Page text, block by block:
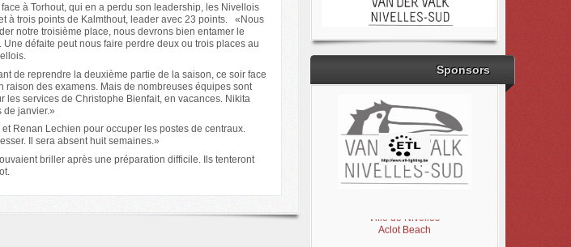
à Torhout, qui en a perdu son leadership, les Nivellois
à trois points de Kalmthout, leader avec 23 points. «Nous
notre troisième place, nous devrons bien entamer le
défaite peut nous faire perdre deux ou trois places au
de reprendre la deuxième partie de la saison, ce soir face
des examens. Mais de nombreuses équipes sont
les services de Christophe Bienfait, en vacances. Nikita
de janvier.»
Renan Lechien pour occuper les postes de centraux.
Il sera absent huit semaines.»
briller après une préparation difficile. Ils tenteront
Sponsors
Aclot Beach